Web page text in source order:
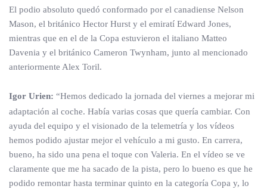
El podio absoluto quedó conformado por el canadiense Nelson
Mason, el británico Hector Hurst y el emiratí Edward Jones,
mientras que en el de la Copa estuvieron el italiano Matteo
Davenia y el británico Cameron Twynham, junto al mencionado
anteriormente Alex Toril.
Igor Urien: “Hemos dedicado la jornada del viernes a mejorar mi
adaptación al coche. Había varias cosas que quería cambiar. Con
ayuda del equipo y el visionado de la telemetría y los vídeos
hemos podido ajustar mejor el vehículo a mi gusto. En carrera,
bueno, ha sido una pena el toque con Valeria. En el vídeo se ve
claramente que me ha sacado de la pista, pero lo bueno es que he
podido remontar hasta terminar quinto en la categoría Copa y, lo